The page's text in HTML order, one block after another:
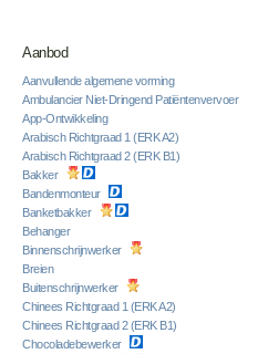
Aanbod
Aanvullende algemene vorming
Ambulancier Niet-Dringend Patiëntenvervoer
App-Ontwikkeling
Arabisch Richtgraad 1 (ERK A2)
Arabisch Richtgraad 2 (ERK B1)
Bakker
Bandenmonteur
Banketbakker
Behanger
Binnenschrijnwerker
Breien
Buitenschrijnwerker
Chinees Richtgraad 1 (ERK A2)
Chinees Richtgraad 2 (ERK B1)
Chocoladebewerker